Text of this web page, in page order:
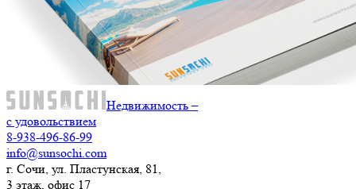
Недвижимость –
с удовольствием
8-938-496-86-99
info@sunsochi.com
г. Сочи, ул. Пластунская, 81,
3 этаж, офис 17